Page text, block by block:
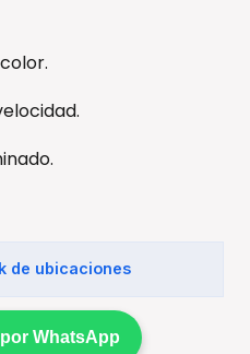
de ubicaciones
WhatsApp